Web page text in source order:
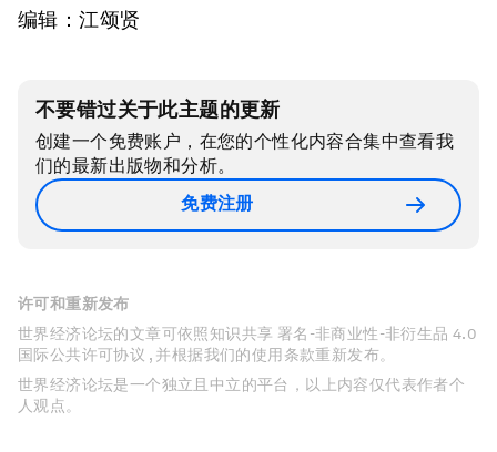
编辑：江颂贤
不要错过关于此主题的更新
创建一个免费账户，在您的个性化内容合集中查看我
们的最新出版物和分析。
免费注册
许可和重新发布
世界经济论坛的文章可依照知识共享 署名-非商业性-非衍生品 4.0
国际公共许可协议 , 并根据我们的使用条款重新发布。
世界经济论坛是一个独立且中立的平台，以上内容仅代表作者个
人观点。